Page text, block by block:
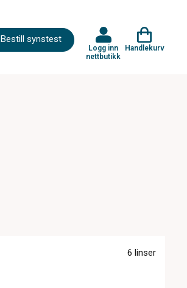
Bestill synstest
Logg inn
nettbutikk
Handlekurv
6 linser